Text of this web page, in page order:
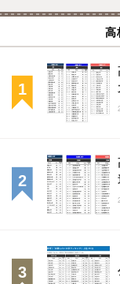
高